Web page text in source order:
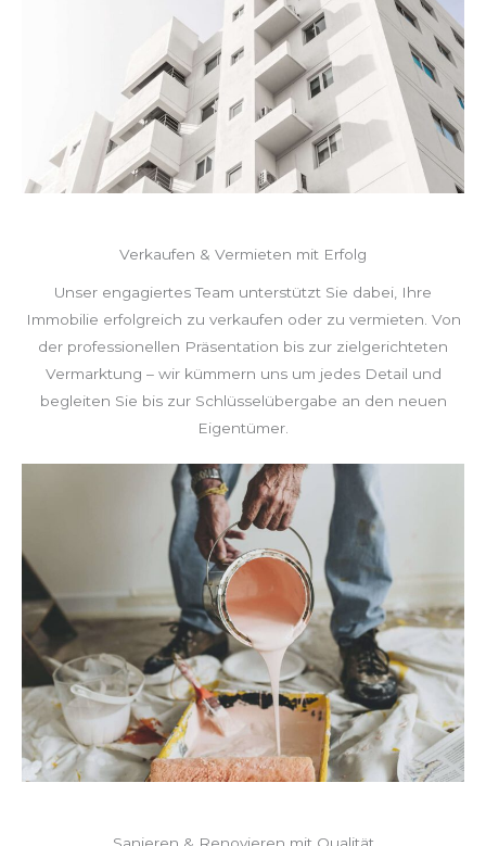
Verkaufen & Vermieten mit Erfolg
Unser engagiertes Team unterstützt Sie dabei, Ihre
Immobilie erfolgreich zu verkaufen oder zu vermieten. Von
der professionellen Präsentation bis zur zielgerichteten
Vermarktung – wir kümmern uns um jedes Detail und
begleiten Sie bis zur Schlüsselübergabe an den neuen
Eigentümer.
Sanieren & Renovieren mit Qualität